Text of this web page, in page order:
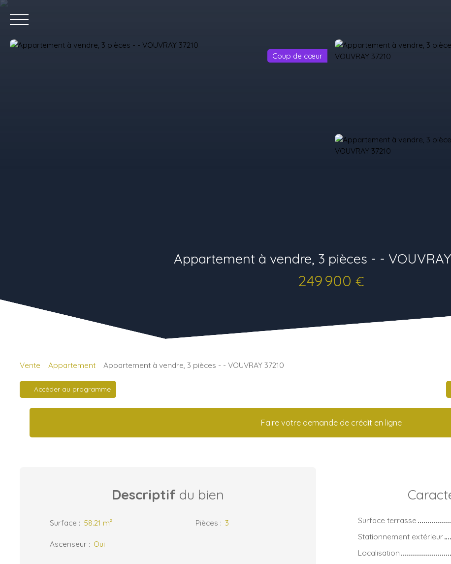
Coup de cœur
Appartement à vendre, 3 pièces - - VOUVRAY
249 900 €
Vente Appartement Appartement à vendre, 3 pièces - - VOUVRAY 37210
Accéder au programme
Faire votre demande de crédit en ligne
Descriptif du bien
Surface : 58.21 m² Pièces : 3
Ascenseur : Oui
Surface terrasse
Stationnement extérieur
Localisation